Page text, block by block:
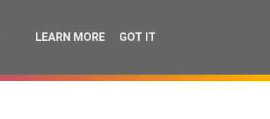
CALENDÁRIO
LEARN MORE GOT IT